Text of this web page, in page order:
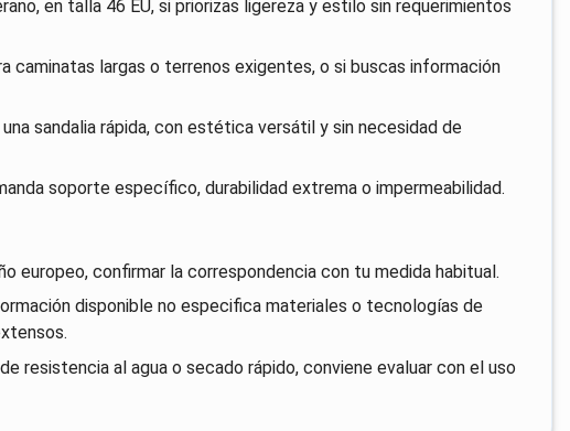
en talla 46 EU, si priorizas ligereza y estilo sin requerimientos
caminatas largas o terrenos exigentes, o si buscas información
sandalia rápida, con estética versátil y sin necesidad de
soporte específico, durabilidad extrema o impermeabilidad.
europeo, confirmar la correspondencia con tu medida habitual.
disponible no especifica materiales o tecnologías de
resistencia al agua o secado rápido, conviene evaluar con el uso